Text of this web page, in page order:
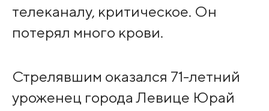
телеканалу, критическое. Он
потерял много крови.
Стрелявшим оказался 71-летний
уроженец города Левице Юрай